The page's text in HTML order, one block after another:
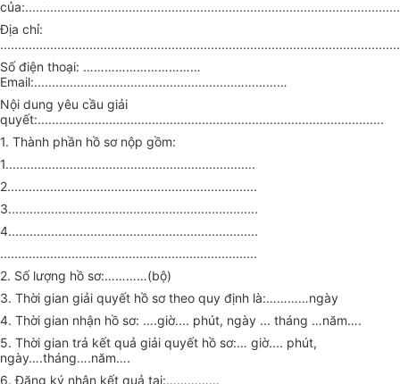
Địa chỉ:
Số điện thoại: ……………………………
Email:........................................................……………
Nội dung yêu cầu giải
quyết:.................................................................................................
1. Thành phần hồ sơ nộp gồm:
1......................................................................
2......................................................................
3......................................................................
4......................................................................
........................................................................
2. Số lượng hồ sơ:…………(bộ)
3. Thời gian giải quyết hồ sơ theo quy định là:…………ngày
4. Thời gian nhận hồ sơ: ….giờ.... phút, ngày ... tháng …năm….
5. Thời gian trả kết quả giải quyết hồ sơ:… giờ.... phút,
ngày….tháng….năm….
6. Đăng ký nhận kết quả tại:……………